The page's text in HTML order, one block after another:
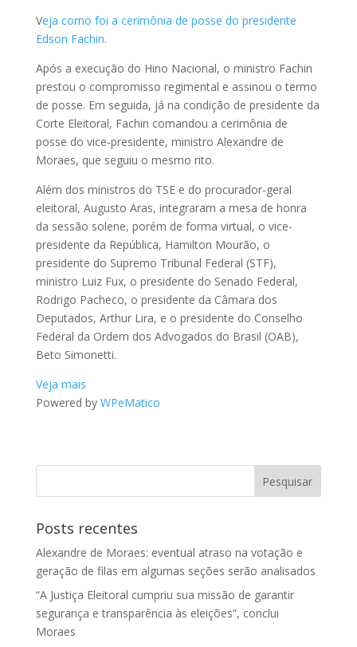
Veja como foi a cerimônia de posse do presidente
Edson Fachin.
Após a execução do Hino Nacional, o ministro Fachin
prestou o compromisso regimental e assinou o termo
de posse. Em seguida, já na condição de presidente da
Corte Eleitoral, Fachin comandou a cerimônia de
posse do vice-presidente, ministro Alexandre de
Moraes, que seguiu o mesmo rito.
Além dos ministros do TSE e do procurador-geral
eleitoral, Augusto Aras, integraram a mesa de honra
da sessão solene, porém de forma virtual, o vice-
presidente da República, Hamilton Mourão, o
presidente do Supremo Tribunal Federal (STF),
ministro Luiz Fux, o presidente do Senado Federal,
Rodrigo Pacheco, o presidente da Câmara dos
Deputados, Arthur Lira, e o presidente do Conselho
Federal da Ordem dos Advogados do Brasil (OAB),
Beto Simonetti.
Veja mais
Powered by WPeMatico
Posts recentes
Alexandre de Moraes: eventual atraso na votação e
geração de filas em algumas seções serão analisados
“A Justiça Eleitoral cumpriu sua missão de garantir
segurança e transparência às eleições”, conclui
Moraes